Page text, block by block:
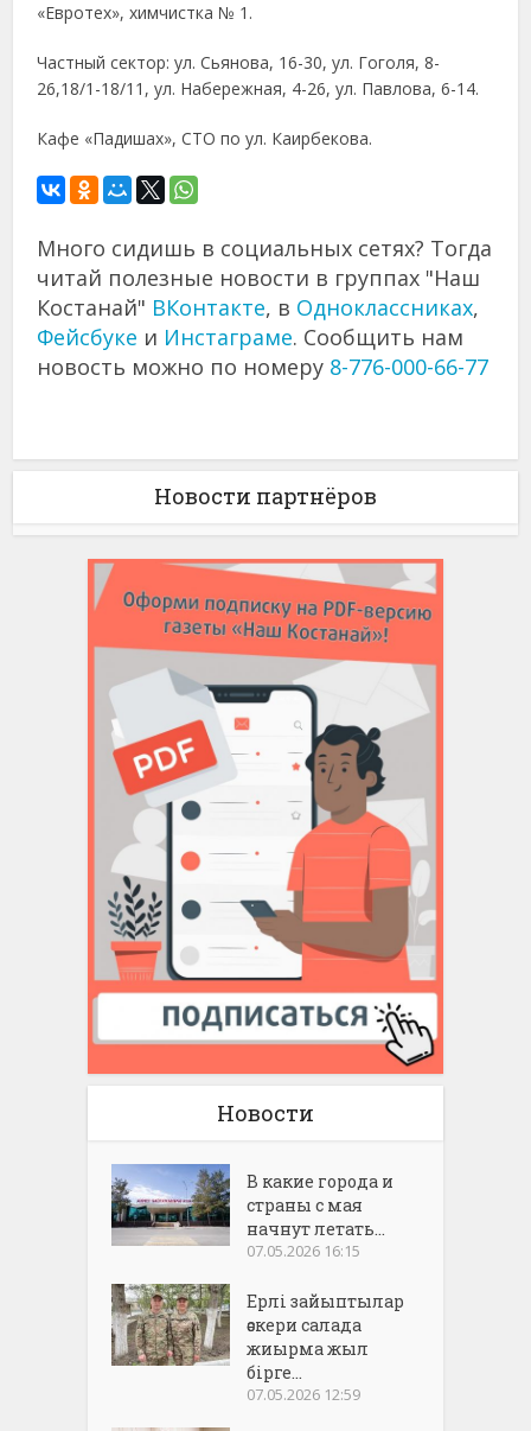
«Евротех», химчистка № 1.
Частный сектор: ул. Сьянова, 16-30, ул. Гоголя, 8-
26,18/1-18/11, ул. Набережная, 4-26, ул. Павлова, 6-14.
Кафе «Падишах», СТО по ул. Каирбекова.
Много сидишь в социальных сетях? Тогда
читай полезные новости в группах "Наш
Костанай" ВКонтакте, в Одноклассниках,
Фейсбуке и Инстаграме. Сообщить нам
новость можно по номеру 8-776-000-66-77
Новости партнёров
Новости
В какие города и
страны с мая
начнут летать...
07.05.2026 16:15
Ерлі зайыптылар
әскери салада
жиырма жыл
бірге...
07.05.2026 12:59